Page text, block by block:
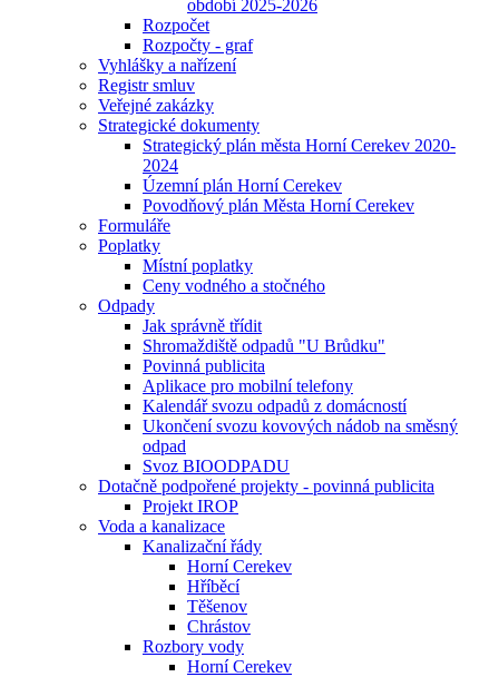
období 2025-2026
Rozpočet
Rozpočty - graf
Vyhlášky a nařízení
Registr smluv
Veřejné zakázky
Strategické dokumenty
Strategický plán města Horní Cerekev 2020-
2024
Územní plán Horní Cerekev
Povodňový plán Města Horní Cerekev
Formuláře
Poplatky
Místní poplatky
Ceny vodného a stočného
Odpady
Jak správně třídit
Shromaždiště odpadů "U Brůdku"
Povinná publicita
Aplikace pro mobilní telefony
Kalendář svozu odpadů z domácností
Ukončení svozu kovových nádob na směsný
odpad
Svoz BIOODPADU
Dotačně podpořené projekty - povinná publicita
Projekt IROP
Voda a kanalizace
Kanalizační řády
Horní Cerekev
Hříběcí
Těšenov
Chrástov
Rozbory vody
Horní Cerekev